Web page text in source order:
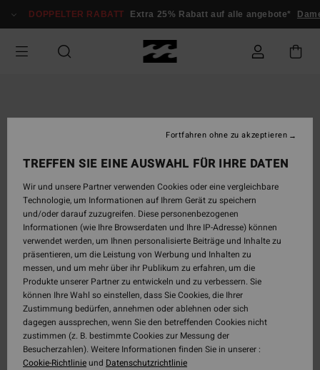
zur
springen
DOPPELTER RABATT Extra 25% Rabatt auf alle angebote*
TREFFEN SIE EINE AUSWAHL FÜR IHRE DATEN
Wir und unsere Partner verwenden Cookies oder eine vergleichbare
Technologie, um Informationen auf Ihrem Gerät zu speichern
und/oder darauf zuzugreifen. Diese personenbezogenen
Informationen (wie Ihre Browserdaten und Ihre IP-Adresse) können
verwendet werden, um Ihnen personalisierte Beiträge und Inhalte zu
präsentieren, um die Leistung von Werbung und Inhalten zu
messen, und um mehr über ihr Publikum zu erfahren, um die
Produkte unserer Partner zu entwickeln und zu verbessern. Sie
können Ihre Wahl so einstellen, dass Sie Cookies, die Ihrer
Zustimmung bedürfen, annehmen oder ablehnen oder sich
dagegen aussprechen, wenn Sie den betreffenden Cookies nicht
zustimmen (z. B. bestimmte Cookies zur Messung der
Besucherzahlen). Weitere Informationen finden Sie in unserer :
Cookie-Richtlinieund Datenschutzrichtlinie
Fortfahren ohne zu akzeptieren